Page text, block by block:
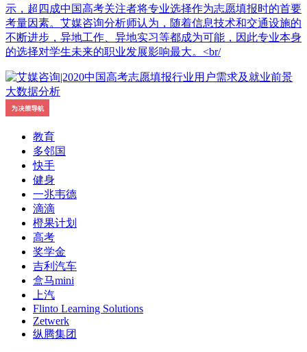
示，超四成中国高考关注者将专业选择作为志愿填报时的首要
考量因素。艾媒咨询分析师认为，随着信息技术和交通设施的
不断进步，异地工作、异地实习等都成为可能，因此专业本身
的选择对学生未来的职业发展影响最大。<br/
教育
多邻国
快手
健身
一兆韦德
滴滴
橙果计划
高考
奖学金
吉利汽车
盒马mini
上汽
Flinto Learning Solutions
Zetwerk
纵腾集团